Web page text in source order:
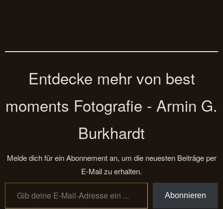
Entdecke mehr von best
moments Fotografie - Armin G.
Burkhardt
Melde dich für ein Abonnement an, um die neuesten Beiträge per
E-Mail zu erhalten.
Gib deine E-Mail-Adresse ein ...
Abonnieren